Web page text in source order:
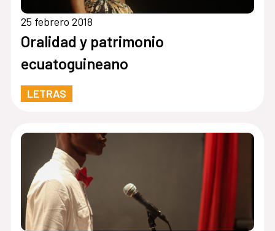
25 febrero 2018
Oralidad y patrimonio
ecuatoguineano
LETRAS